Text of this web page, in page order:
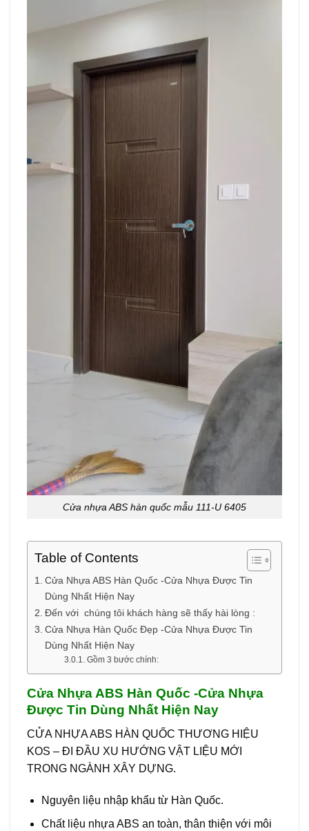
Cửa nhựa ABS hàn quốc mẫu 111-U 6405
Table of Contents
Cửa Nhựa ABS Hàn Quốc -Cửa Nhựa Được Tin
Dùng Nhất Hiện Nay
Đến với chúng tôi khách hàng sẽ thấy hài lòng :
Cửa Nhựa Hàn Quốc Đẹp -Cửa Nhựa Được Tin
Dùng Nhất Hiện Nay
Gồm 3 bước chính:
Cửa Nhựa ABS Hàn Quốc -Cửa Nhựa
Được Tin Dùng Nhất Hiện Nay
CỬA NHỰA ABS HÀN QUỐC THƯƠNG HIỆU
KOS – ĐI ĐẦU XU HƯỚNG VẬT LIỆU MỚI
TRONG NGÀNH XÂY DỰNG.
Nguyên liệu nhập khẩu từ Hàn Quốc.
Chất liệu nhựa ABS an toàn, thân thiện với môi